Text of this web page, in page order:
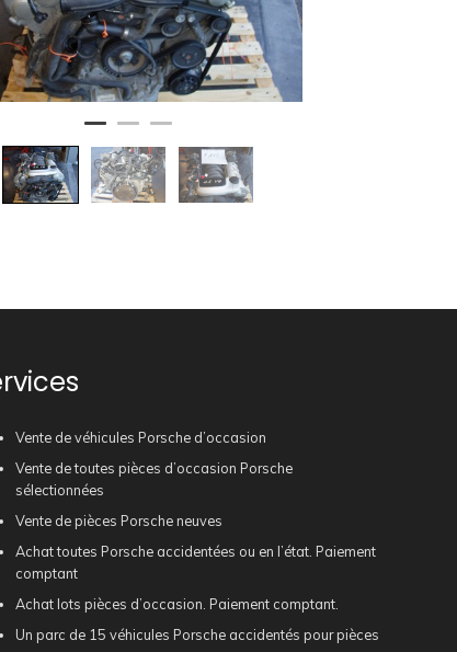
Vente de véhicules Porsche d’occasion
Vente de toutes pièces d’occasion Porsche
sélectionnées
Vente de pièces Porsche neuves
Achat toutes Porsche accidentées ou en l’état. Paiement
comptant
Achat lots pièces d’occasion. Paiement comptant.
Un parc de 15 véhicules Porsche accidentés pour pièces